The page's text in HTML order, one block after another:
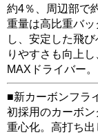
約4％、周辺部で
重量は高比重バ
し、安定した飛
りやすさも向上
MAXドライバー。
■新カーボンフラ
初採用のカーボ
重心化。高打ち